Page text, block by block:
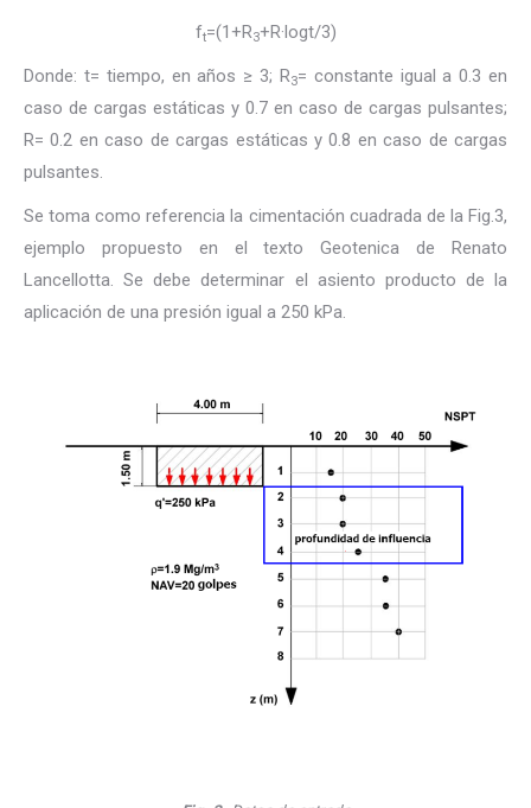
ft=(1+R3+R·logt/3)
Donde: t= tiempo, en años ≥ 3; R3= constante igual a 0.3 en
caso de cargas estáticas y 0.7 en caso de cargas pulsantes;
R= 0.2 en caso de cargas estáticas y 0.8 en caso de cargas
pulsantes.
Se toma como referencia la cimentación cuadrada de la Fig.3,
ejemplo propuesto en el texto Geotenica de Renato
Lancellotta. Se debe determinar el asiento producto de la
aplicación de una presión igual a 250 kPa.